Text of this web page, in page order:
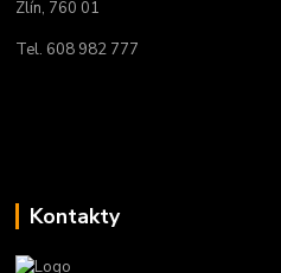
Zlín, 760 01
Tel. 608 982 777
Kontakty